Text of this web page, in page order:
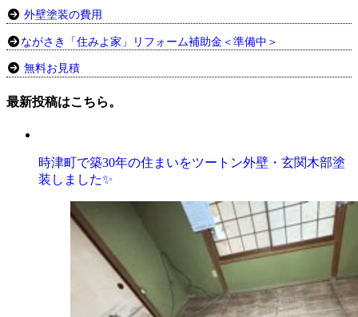
外壁塗装の費用
ながさき「住みよ家」リフォーム補助金＜準備中＞
無料お見積
最新投稿はこちら。
時津町で築30年の住まいをツートン外壁・玄関木部塗
装しました✨️